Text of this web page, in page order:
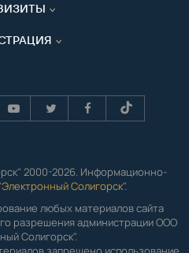
2000-2026. Информационно-
Электронный Солигорск".
любых материалов сайта
разрешения администрации ООО
Солигорск".